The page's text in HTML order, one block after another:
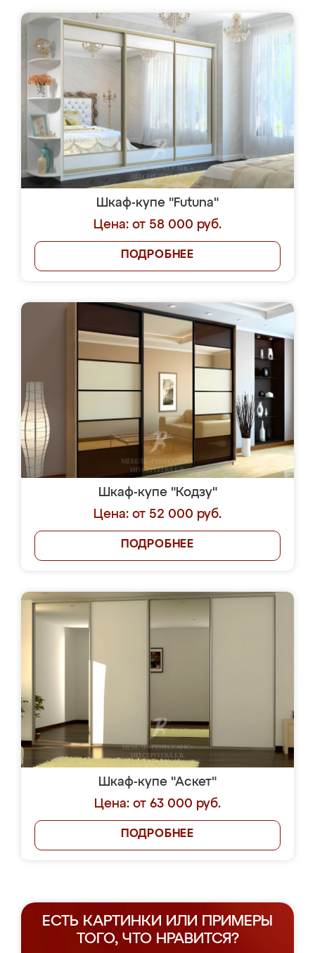
Шкаф-купе "Futuna"
Цена: от 58 000 руб.
ПОДРОБНЕЕ
Шкаф-купе "Кодзу"
Цена: от 52 000 руб.
ПОДРОБНЕЕ
Шкаф-купе "Аскет"
Цена: от 63 000 руб.
ПОДРОБНЕЕ
ЕСТЬ КАРТИНКИ ИЛИ ПРИМЕРЫ
ТОГО, ЧТО НРАВИТСЯ?